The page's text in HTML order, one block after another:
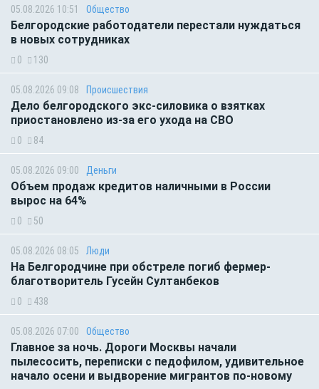
05.08.2026 10:51 Общество
Белгородские работодатели перестали нуждаться
в новых сотрудниках
0 130
05.08.2026 09:08 Происшествия
Дело белгородского экс-силовика о взятках
приостановлено из-за его ухода на СВО
0 84
05.08.2026 09:00 Деньги
Объем продаж кредитов наличными в России
вырос на 64%
0 50
05.08.2026 08:05 Люди
На Белгородчине при обстреле погиб фермер-
благотворитель Гусейн Султанбеков
0 438
05.08.2026 07:00 Общество
Главное за ночь. Дороги Москвы начали
пылесосить, переписки с педофилом, удивительное
начало осени и выдворение мигрантов по-новому